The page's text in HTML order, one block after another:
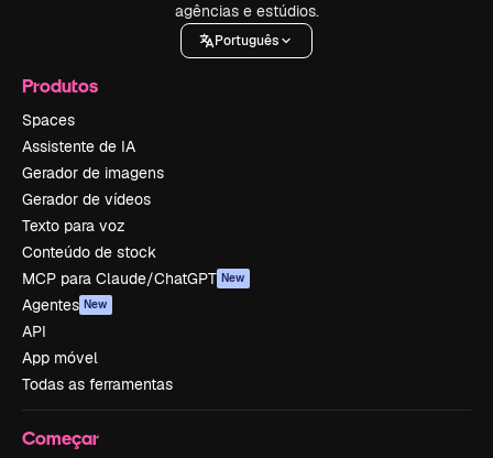
agências e estúdios.
Português
Produtos
Spaces
Assistente de IA
Gerador de imagens
Gerador de vídeos
Texto para voz
Conteúdo de stock
MCP para Claude/ChatGPT New
Agentes New
API
App móvel
Todas as ferramentas
Começar